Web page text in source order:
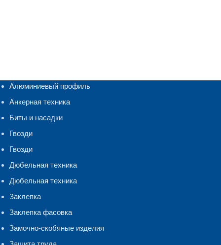
Алюминиевый профиль
Анкерная техника
Биты и насадки
Гвозди
Гвозди
Дюбельная техника
Дюбельная техника
Заклепка
Заклепка фасовка
Замочно-скобяные изделия